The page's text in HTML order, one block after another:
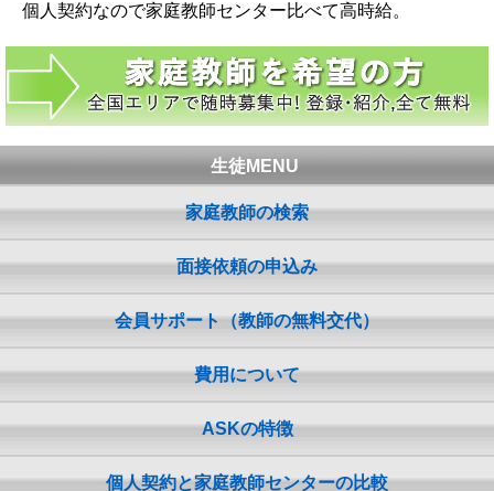
個人契約なので家庭教師センター比べて高時給。
生徒MENU
家庭教師の検索
面接依頼の申込み
会員サポート（教師の無料交代）
費用について
ASKの特徴
個人契約と家庭教師センターの比較